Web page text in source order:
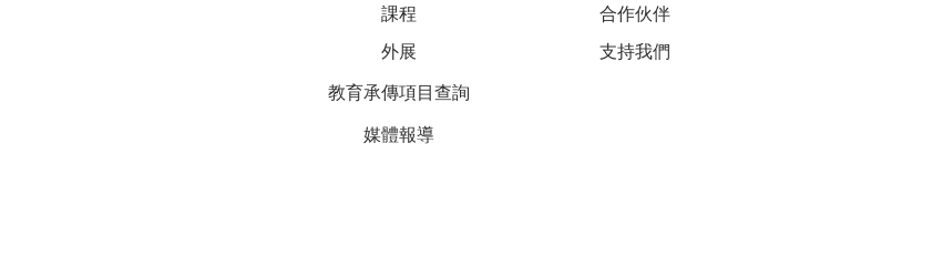
課程
外展
合作伙伴
支持我們
教育承傳項目查詢
媒體報導